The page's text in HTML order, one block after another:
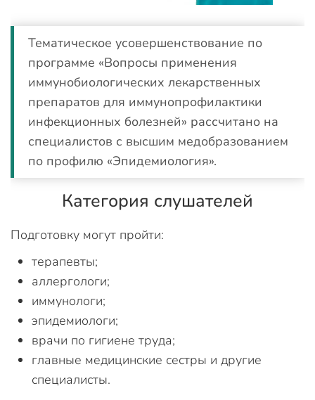
Тематическое усовершенствование по
программе «Вопросы применения
иммунобиологических лекарственных
препаратов для иммунопрофилактики
инфекционных болезней» рассчитано на
специалистов с высшим медобразованием
по профилю «Эпидемиология».
Категория слушателей
Подготовку могут пройти:
терапевты;
аллергологи;
иммунологи;
эпидемиологи;
врачи по гигиене труда;
главные медицинские сестры и другие
специалисты.